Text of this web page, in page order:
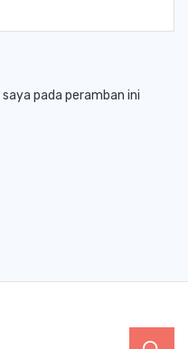
pada peramban ini